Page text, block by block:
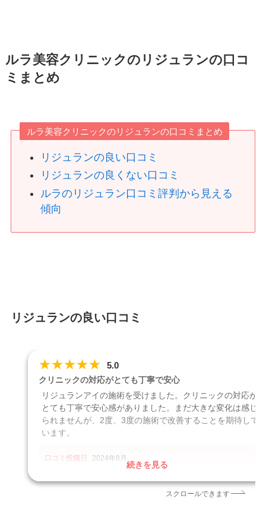
ルラ美容クリニックのリジュランの口コ
ミまとめ
ルラ美容クリニックのリジュランの口コミまとめ
リジュランの良い口コミ
リジュランの良くない口コミ
ルラのリジュラン口コミ評判から見える
傾向
リジュランの良い口コミ
★★★★★ 5.0
クリニックの対応がとても丁寧で安心
リジュランアイの施術を受けました。クリニックの対応が
とても丁寧で安心感がありました。まだ大きな変化は感じ
られませんが、2度、3度の施術で改善することを期待して
います。
口コミ投稿日
2024年8月
続きを見る
スクロールできます